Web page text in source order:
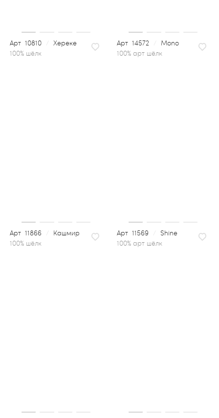
10810 Хереке 14572
Mono
100% арт шёлк
11866 Кашмир 11569
Shine
100% арт шёлк